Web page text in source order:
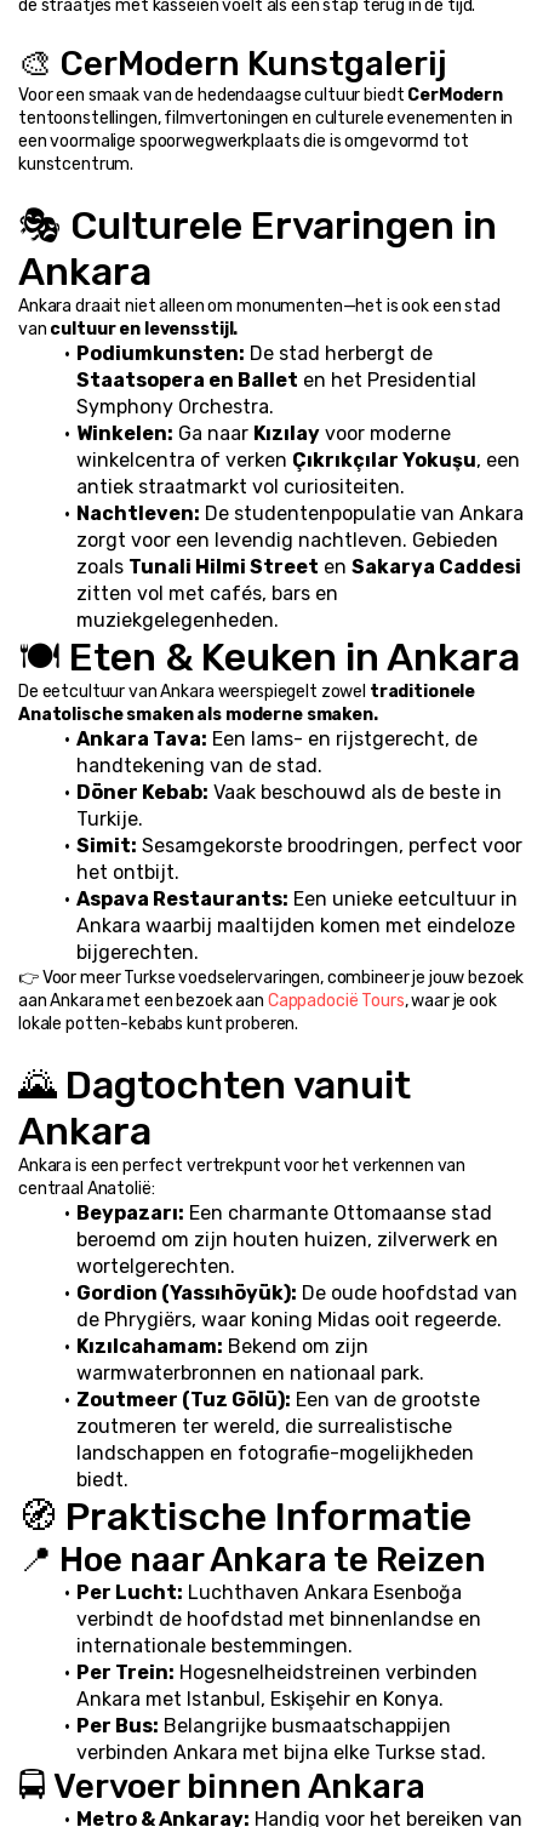
de straatjes met kasseien voelt als een stap terug in de tijd.
🎨 CerModern Kunstgalerij
Voor een smaak van de hedendaagse cultuur biedt CerModern
tentoonstellingen, filmvertoningen en culturele evenementen in
een voormalige spoorwegwerkplaats die is omgevormd tot
kunstcentrum.
🎭 Culturele Ervaringen in
Ankara
Ankara draait niet alleen om monumenten—het is ook een stad
van cultuur en levensstijl.
Podiumkunsten:
De stad herbergt de
Staatsopera en Ballet en het Presidential
Symphony Orchestra.
Winkelen: Ga naar Kızılay voor moderne
winkelcentra of verken Çıkrıkçılar Yokuşu, een
antiek straatmarkt vol curiositeiten.
Nachtleven: De studentenpopulatie van Ankara
zorgt voor een levendig nachtleven. Gebieden
zoals Tunali Hilmi Street en Sakarya Caddesi
zitten vol met cafés, bars en
muziekgelegenheden.
🍽️ Eten & Keuken in Ankara
De eetcultuur van Ankara weerspiegelt zowel traditionele
Anatolische smaken als moderne smaken.
Ankara Tava: Een lams- en rijstgerecht, de
handtekening van de stad.
Döner Kebab: Vaak beschouwd als de beste in
Turkije.
Simit: Sesamgekorste broodringen, perfect voor
het ontbijt.
Aspava Restaurants: Een unieke eetcultuur in
Ankara waarbij maaltijden komen met eindeloze
bijgerechten.
👉 Voor meer Turkse voedselervaringen, combineer je jouw bezoek
aan Ankara met een bezoek aan Cappadocië Tours, waar je ook
lokale potten-kebabs kunt proberen.
🌄 Dagtochten vanuit
Ankara
Ankara is een perfect vertrekpunt voor het verkennen van
centraal Anatolië:
Beypazarı: Een charmante Ottomaanse stad
beroemd om zijn houten huizen, zilverwerk en
wortelgerechten.
Gordion (Yassıhöyük): De oude hoofdstad van
de Phrygiërs, waar koning Midas ooit regeerde.
Kızılcahamam: Bekend om zijn
warmwaterbronnen en nationaal park.
Zoutmeer (Tuz Gölü): Een van de grootste
zoutmeren ter wereld, die surrealistische
landschappen en fotografie-mogelijkheden
biedt.
🧭 Praktische Informatie
📍 Hoe naar Ankara te Reizen
Per Lucht: Luchthaven Ankara Esenboğa
verbindt de hoofdstad met binnenlandse en
internationale bestemmingen.
Per Trein: Hogesnelheidstreinen verbinden
Ankara met Istanbul, Eskişehir en Konya.
Per Bus: Belangrijke busmaatschappijen
verbinden Ankara met bijna elke Turkse stad.
🚍 Vervoer binnen Ankara
Metro & Ankaray: Handig voor het bereiken van